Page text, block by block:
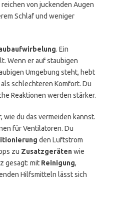
von juckenden Augen
Schlaf und weniger
. Ein
Wenn er auf staubigen
Umgebung steht, hebt
schlechteren Komfort. Du
Reaktionen werden stärker.
wie du das vermeiden kannst.
für Ventilatoren. Du
den Luftstrom
zu Zusatzgerätenwie
gesagt: mit Reinigung,
Hilfsmitteln lässt sich